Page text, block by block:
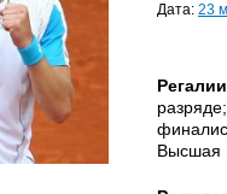
Дата: 23
Высшая